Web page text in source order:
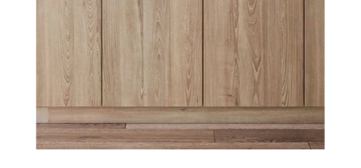
Ramah Lingkungan, Aman
Digunakan